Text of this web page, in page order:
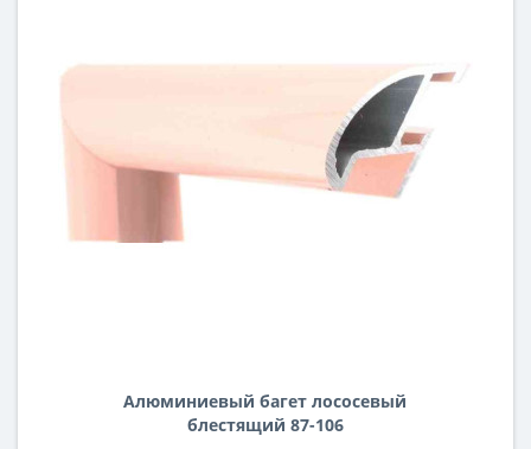
Алюминиевый багет лососевый
блестящий 87-106